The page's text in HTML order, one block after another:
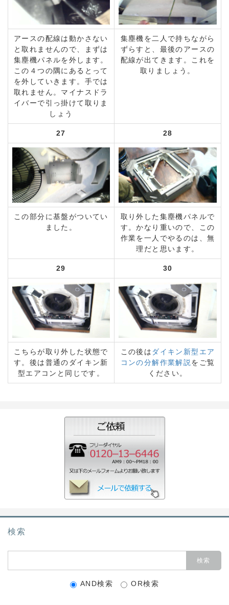
アースの配線は動かさない
と取れませんので、まずは
集塵機パネルを外します。
この４つの隅にあるとって
を外していきます。手では
取れません。マイナスドラ
イバーで引っ掛けて取りま
しょう
集塵機を二人で持ちながら
ずらすと、最後のアースの
配線が出てきます。これを
取りましょう。
27 28
この部分に基盤がついてい
ました。
取り外した集塵機パネルで
す。かなり重いので、この
作業を一人でやるのは、無
理だと思います。
29 30
こちらが取り外した状態で
す。後は普通のダイキン新
型エアコンと同じです。
この後は ダイキン新型エア
コンの分解作業解説をご覧
ください。
検索
AND検索 OR検索